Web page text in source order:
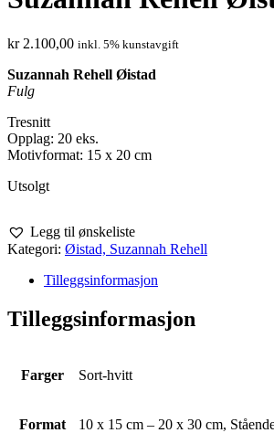
kr2.100,00 inkl. 5% kunstavgift
Suzannah Rehell Øistad
Fulg
Tresnitt
Opplag: 20 eks.
Motivformat: 15 x 20 cm
Utsolgt
Legg til ønskeliste
Kategori: Øistad, Suzannah Rehell
Tilleggsinformasjon
Tilleggsinformasjon
Farger Sort-hvitt
Format 10 x 15 cm – 20 x 30 cm,